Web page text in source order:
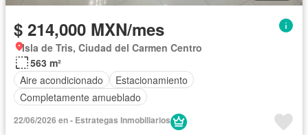
$ 214,000 MXN/mes
Isla de Tris, Ciudad del Carmen Centro
563 m²
Aire acondicionado
Estacionamiento
Completamente amueblado
22/06/2026 en - Estrategas Inmobiliarios